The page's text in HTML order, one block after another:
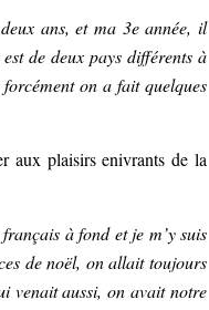
ans, et ma 3e année, il
de deux pays différents à
on a fait quelques
aux plaisirs enivrants de la
à fond et je m’y suis
de noël, on allait toujours
venait aussi, on avait notre